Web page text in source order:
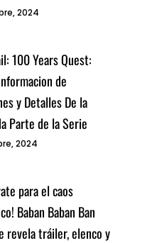
2024
100 Years Quest:
de
y Detalles De la
Parte de la Serie
2024
para el caos
Baban Baban Ban
revela tráiler, elenco y